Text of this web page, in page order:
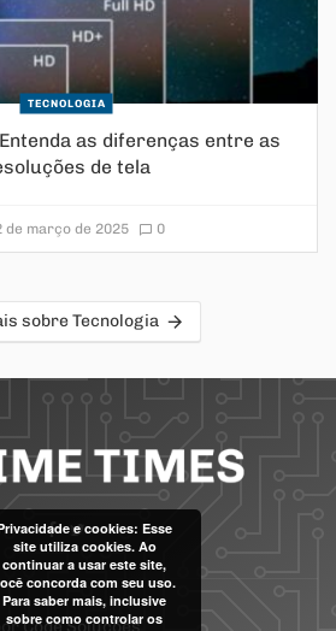
TECNOLOGIA
as diferenças entre as
de tela
de março de 2025 0
sobre Tecnologia
porCode Soluções
e cookies: Esse
site utiliza cookies. Ao
continuar a usar este site,
concorda com seu uso.
Para saber mais, inclusive
sobre como controlar os